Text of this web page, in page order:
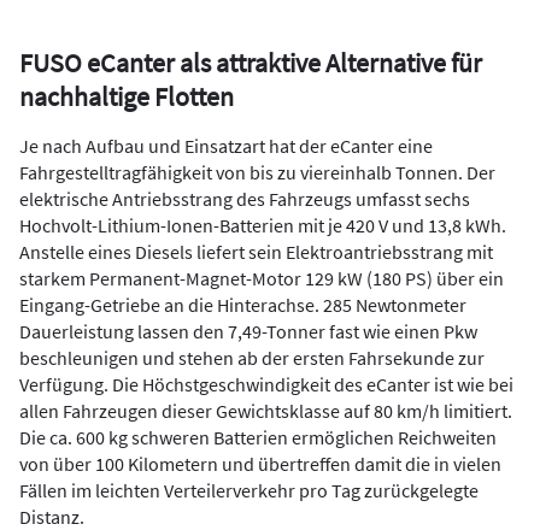
FUSO eCanter als attraktive Alternative für
nachhaltige Flotten
Je nach Aufbau und Einsatzart hat der eCanter eine
Fahrgestelltragfähigkeit von bis zu viereinhalb Tonnen. Der
elektrische Antriebsstrang des Fahrzeugs umfasst sechs
Hochvolt-Lithium-Ionen-Batterien mit je 420 V und 13,8 kWh.
Anstelle eines Diesels liefert sein Elektroantriebsstrang mit
starkem Permanent-Magnet-Motor 129 kW (180 PS) über ein
Eingang-Getriebe an die Hinterachse. 285 Newtonmeter
Dauerleistung lassen den 7,49-Tonner fast wie einen Pkw
beschleunigen und stehen ab der ersten Fahrsekunde zur
Verfügung. Die Höchstgeschwindigkeit des eCanter ist wie bei
allen Fahrzeugen dieser Gewichtsklasse auf 80 km/h limitiert.
Die ca. 600 kg schweren Batterien ermöglichen Reichweiten
von über 100 Kilometern und übertreffen damit die in vielen
Fällen im leichten Verteilerverkehr pro Tag zurückgelegte
Distanz.